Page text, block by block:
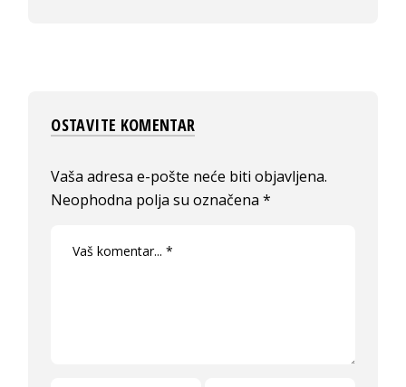
OSTAVITE KOMENTAR
Vaša adresa e-pošte neće biti objavljena.
Neophodna polja su označena*